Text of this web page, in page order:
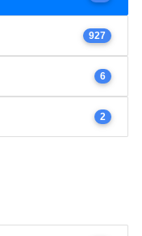
927
6
2